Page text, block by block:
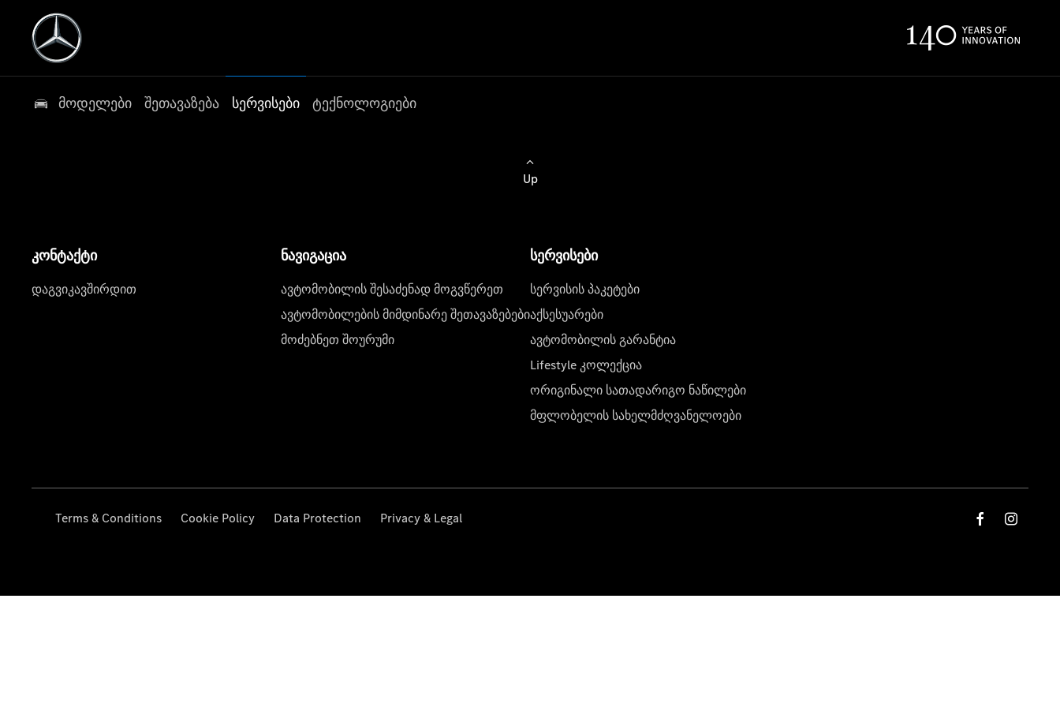
მოდელები შეთავაზება სერვისები ტექნოლოგიები
Up
კონტაქტი
დაგვიკავშირდით
ნავიგაცია
ავტომობილის შესაძენად მოგვწერეთ
ავტომობილების მიმდინარე შეთავაზებები
მოძებნეთ შოურუმი
სერვისები
სერვისის პაკეტები
აქსესუარები
ავტომობილის გარანტია
Lifestyle კოლექცია
ორიგინალი სათადარიგო ნაწილები
მფლობელის სახელმძღვანელოები
Terms & Conditions Cookie Policy Data Protection Privacy & Legal